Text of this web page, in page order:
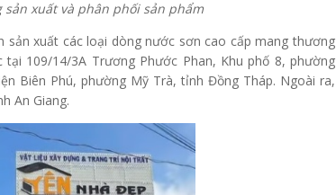
xuất và phân phối sản phẩm
sản xuất các loại dòng nước sơn cao cấp mang thương
109/14/3A Trương Phước Phan, Khu phố 8, phường
Biên Phú, phường Mỹ Trà, tỉnh Đồng Tháp. Ngoài ra,
An Giang.